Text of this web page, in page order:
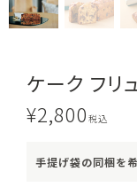
ケーク フリ
¥2,800 税込
手提げ袋の同梱を